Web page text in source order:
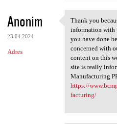
Anonim
23.04.2024
Adres
Thank you
Thank you
information with
you have done
concerned with
content on this
site is really
Manufacturing
https://
facturing/